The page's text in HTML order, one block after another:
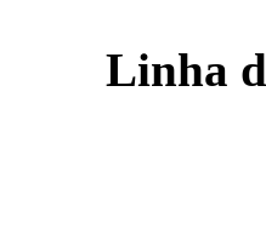
Linha